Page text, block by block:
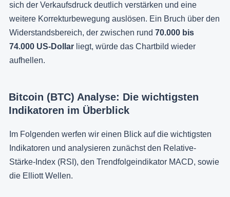
sich der Verkaufsdruck deutlich verstärken und eine
weitere Korrekturbewegung auslösen. Ein Bruch über den
Widerstandsbereich, der zwischen rund 70.000 bis
74.000 US-Dollar liegt, würde das Chartbild wieder
aufhellen.
Bitcoin (BTC) Analyse: Die wichtigsten
Indikatoren im Überblick
Im Folgenden werfen wir einen Blick auf die wichtigsten
Indikatoren und analysieren zunächst den Relative-
Stärke-Index (RSI), den Trendfolgeindikator MACD, sowie
die Elliott Wellen.